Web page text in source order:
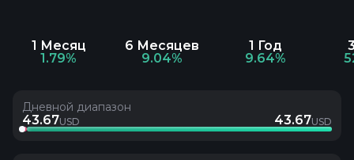
1 Месяц
1.79%
6 Месяцев
9.04%
1 Год
9.64%
Дневной диапазон
43.67USD 43.67USD